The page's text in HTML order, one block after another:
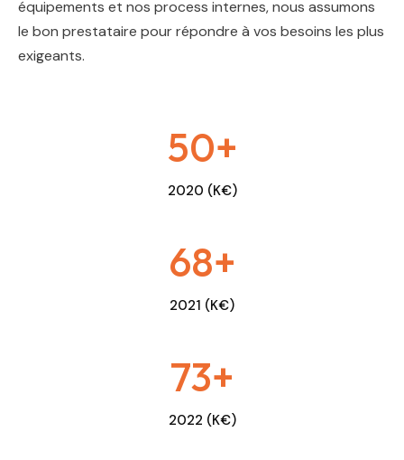
équipements et nos process internes, nous assumons
le bon prestataire pour répondre à vos besoins les plus
exigeants.
50+
2020 (K€)
68+
2021 (K€)
73+
2022 (K€)